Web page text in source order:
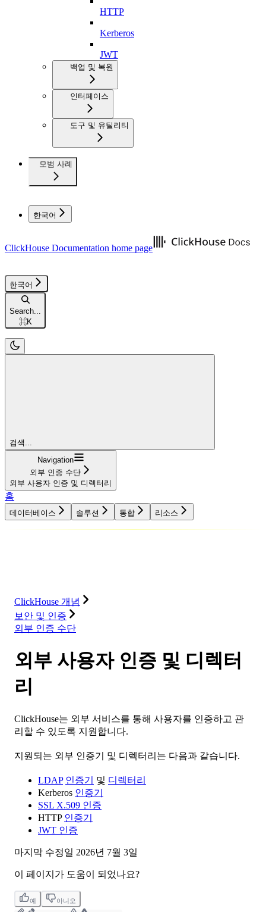
HTTP
Kerberos
JWT
백업 및 복원
인터페이스
도구 및 유틸리티
모범 사례
한국어
ClickHouse Documentation home page
한국어
Search...
⌘K
검색...
Navigation
외부 인증 수단
외부 사용자 인증 및 디렉터리
홈
데이터베이스 솔루션 통합 리소스
ClickHouse 개념
보안 및 인증
외부 인증 수단
외부 사용자 인증 및 디렉터
리
ClickHouse는 외부 서비스를 통해 사용자를 인증하고 관
리할 수 있도록 지원합니다.
지원되는 외부 인증기 및 디렉터리는 다음과 같습니다.
LDAP 인증기 및 디렉터리
Kerberos 인증기
SSL X.509 인증
HTTP 인증기
JWT 인증
마지막 수정일 2026년 7월 3일
이 페이지가 도움이 되었나요?
예 아니오